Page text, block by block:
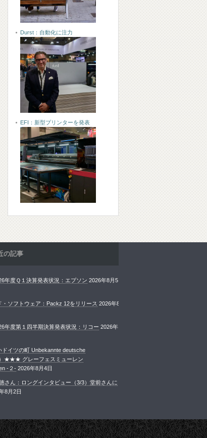
Durst：自動化に注力
EFI：新型プリンターを発表
の記事
年度Ｑ１決算発表状況：エプソン 2026年8月5
・ソフトウェア：Packz 12をリリース 2026年8
年度第１四半期決算発表状況：リコー 2026年
ドイツの町 Unbekannte deutsche
★★★ グレーフェスミューレン
-２- 2026年8月4日
さん：ロングインタビュー（3/3）堂前さんに
8月2日